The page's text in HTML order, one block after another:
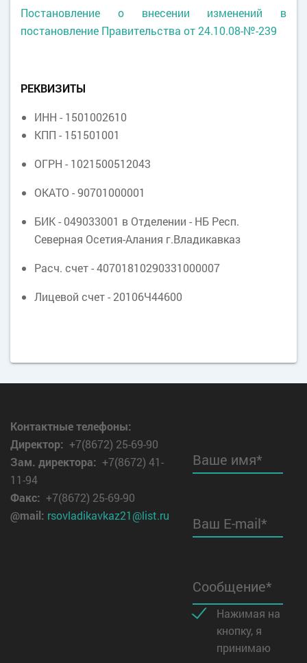
Постановление о внесении изменений в
постановление Правительства от 24.10.08-№-239
РЕКВИЗИТЫ
ИНН - 1501002610
КПП - 151501001
ОГРН - 1021500512043
ОКАТО - 90701000001
БИК - 049033001 в Отделении - НБ Респ.
Северная Осетия-Алания г.Владикавказ
Расч. счет - 40701810290331000007
Лицевой счет - 20106Ч44600
Контактные телефоны:
Директор: +7(8672) 25-69-90
Зам. директора: +7(8672) 41-
11-94
Факс: +7(8672) 25-69-90
@mail: rsovladikavkaz21@list.ru
Ваше имя*
Ваш E-mail*
Сообщение*
Нажимая на
кнопку, я
принимаю